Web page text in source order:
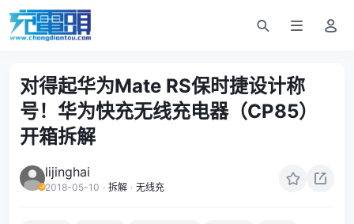
对得起华为Mate RS保时捷设计称
号！华为快充无线充电器（CP85）
开箱拆解
lijinghai
2018-05-10 · 拆解 · 无线充